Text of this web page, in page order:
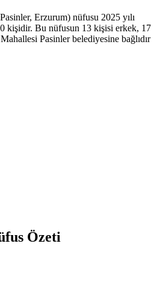
Erzurum) nüfusu 2025 yılı
kişidir. Bu nüfusun 13 kişisi erkek, 17
Pasinler belediyesine bağlıdır
Özeti